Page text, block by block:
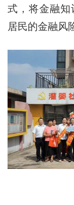
式，将金融知
居民的金融风